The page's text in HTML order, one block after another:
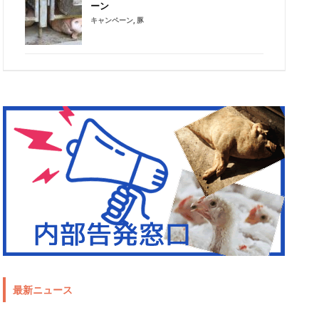
ーン
キャンペーン 豚
最新ニュース